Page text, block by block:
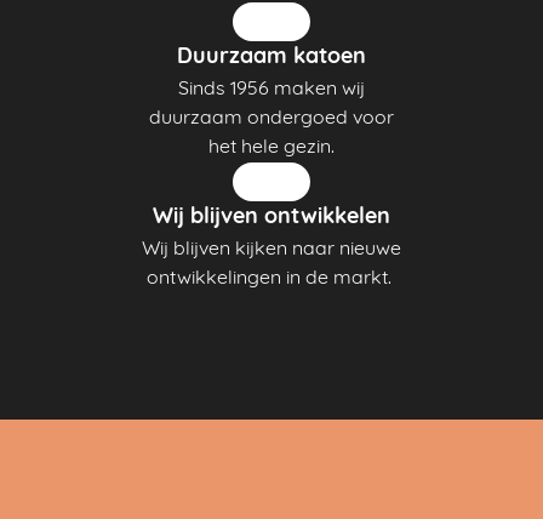
Duurzaam katoen
Sinds 1956 maken wij
duurzaam ondergoed voor
het hele gezin.
Wij blijven ontwikkelen
Wij blijven kijken naar nieuwe
ontwikkelingen in de markt.